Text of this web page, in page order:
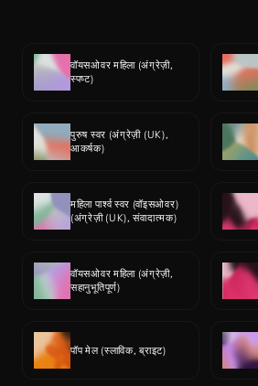
वॉयसओवर महिला (अंग्रेज़ी,
स्पष्ट)
पुरुष स्वर (अंग्रेज़ी (UK),
आकर्षक)
महिला पार्श्व स्वर (वॉइसओवर)
(अंग्रेज़ी (UK), संवादात्मक)
वॉयसओवर महिला (अंग्रेज़ी,
सहानुभूतिपूर्ण)
पॉप मेल (स्लाविक, ब्राइट)